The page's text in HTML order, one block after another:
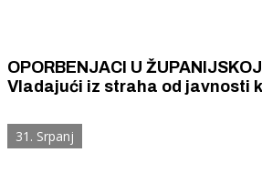
OPORBENJACI U
Vladajući iz straha od javnosti
sjednicu
31. Srpanj